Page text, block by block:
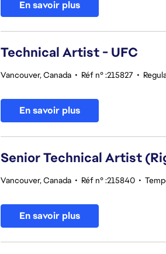
En savoir plus
Technical Artist - UFC
Vancouver, Canada • Réf n° :215827 •
En savoir plus
Senior Technical Artist
Vancouver, Canada • Réf n° :215840 •
En savoir plus